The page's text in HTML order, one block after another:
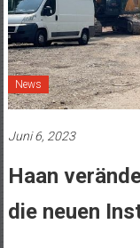
News
Juni 6, 2023
Haan
die neuen